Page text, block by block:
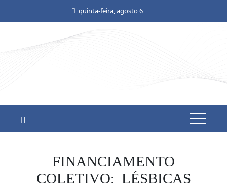
quinta-feira, agosto 6
FINANCIAMENTO
COLETIVO: LÉSBICAS